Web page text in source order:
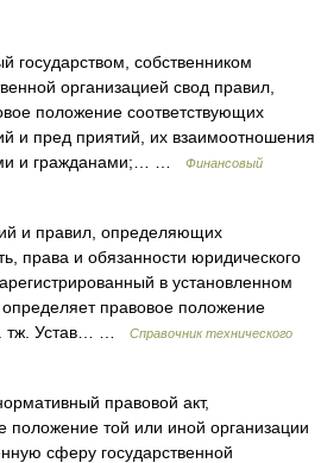
государством, собственником
организацией свод правил,
положение соответствующих
и пред приятий, их взаимоотношения
и гражданами;… …
Финансовый
и правил, определяющих
права и обязанности юридического
в установленном
правовое положение
тж. Устав… …
Справочник технического
правовой акт,
положение той или иной организации
сферу государственной